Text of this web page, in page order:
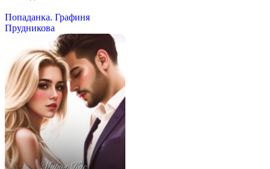
Попаданка. Графиня
Прудникова